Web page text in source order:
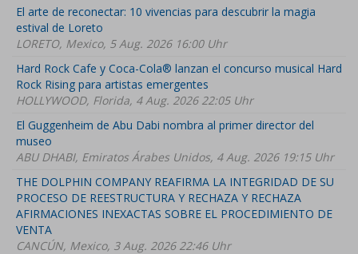
El arte de reconectar: 10 vivencias para descubrir la magia
estival de Loreto
LORETO, Mexico, 5 Aug. 2026 16:00 Uhr
Hard Rock Cafe y Coca-Cola® lanzan el concurso musical Hard
Rock Rising para artistas emergentes
HOLLYWOOD, Florida, 4 Aug. 2026 22:05 Uhr
El Guggenheim de Abu Dabi nombra al primer director del
museo
ABU DHABI, Emiratos Árabes Unidos, 4 Aug. 2026 19:15 Uhr
THE DOLPHIN COMPANY REAFIRMA LA INTEGRIDAD DE SU
PROCESO DE REESTRUCTURA Y RECHAZA Y RECHAZA
AFIRMACIONES INEXACTAS SOBRE EL PROCEDIMIENTO DE
VENTA
CANCÚN, Mexico, 3 Aug. 2026 22:46 Uhr